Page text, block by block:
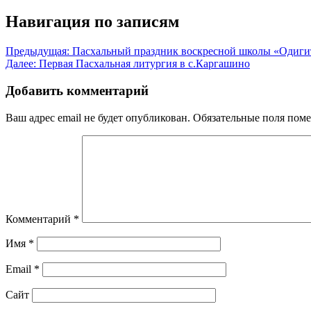
Навигация по записям
Предыдущая: Пасхальный праздник воскресной школы
Далее: Первая Пасхальная литургия в с.Каргашино
Добавить комментарий
Ваш адрес email не будет опубликован. Обязательные поля
Комментарий *
Имя *
Email *
Сайт